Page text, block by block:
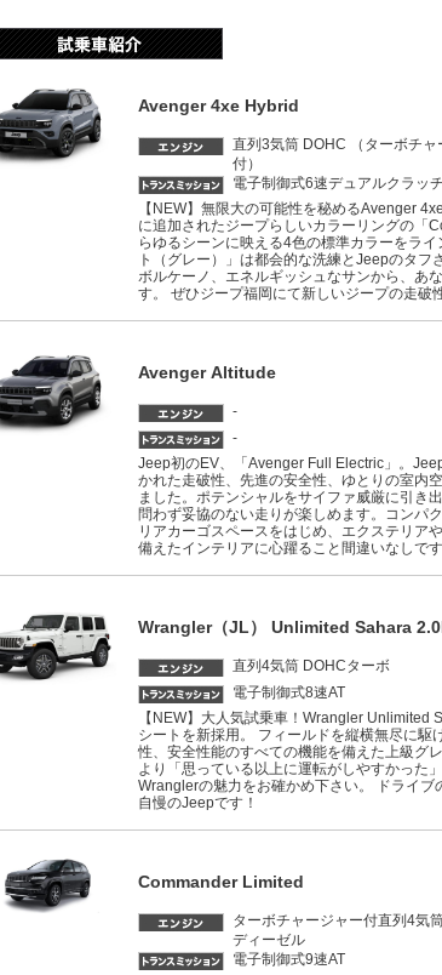
Avenger 4xe Hybrid
直列3気筒 DOHC （ターボチャ
付）
電子制御式6速デュアルクラッチ
【NEW】無限大の可能性を秘めるAvenger
に追加されたジープらしいカラーリングの「
らゆるシーンに映える4色の標準カラーをラ
ト（グレー）」は都会的な洗練とJeepのタ
ボルケーノ、エネルギッシュなサンから、あ
す。 ぜひジープ福岡にて新しいジープの走破
Avenger Altitude
-
-
Jeep初のEV、「Avenger Full Electric」。
かれた走破性、先進の安全性、ゆとりの室内
ました。ポテンシャルをサイファ威厳に引き
問わず妥協のない走りが楽しめます。コンパ
リアカーゴスペースをはじめ、エクステリア
備えたインテリアに心躍ること間違いなしで
Wrangler（JL） Unlimited Sahara
直列4気筒 DOHCターボ
電子制御式8速AT
【NEW】大人気試乗車！Wrangler Unlimited
シートを新採用。 フィールドを縦横無尽に駆
性、安全性能のすべての機能を備えた上級グ
より「思っている以上に運転がしやすかった
Wranglerの魅力をお確かめ下さい。 ドライブ
自慢のJeepです！
Commander Limited
ターボチャージャー付直列4気
ディーゼル
電子制御式9速AT